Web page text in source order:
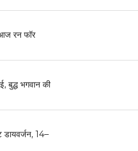
रन फॉर
बुद्ध भगवान की
डायवर्जन, 14–